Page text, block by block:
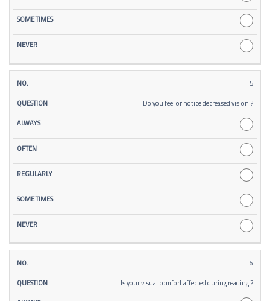
5
Do you feel or notice decreased vision ?
6
Is your visual comfort affected during reading ?